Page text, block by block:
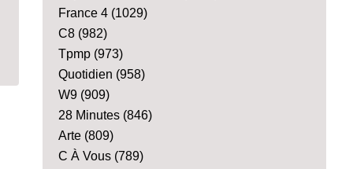
France 4 (1029)
C8 (982)
Tpmp (973)
Quotidien (958)
W9 (909)
28 Minutes (846)
Arte (809)
C À Vous (789)